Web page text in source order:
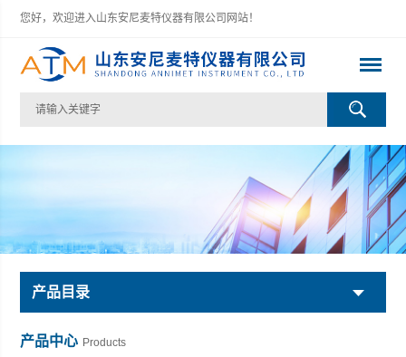
您好，欢迎进入山东安尼麦特仪器有限公司网站！
产品目录
产品中心 Products